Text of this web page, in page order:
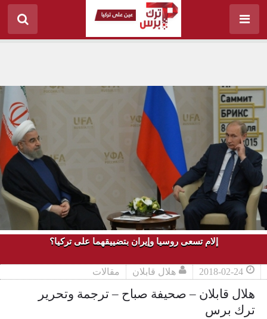
إلام تسعى روسيا وإيران بتضييقهما على تركيا؟
2018-02-24 هلال قابلان مقالات
هلال قابلان – صحيفة صباح – ترجمة وتحرير
ترك برس